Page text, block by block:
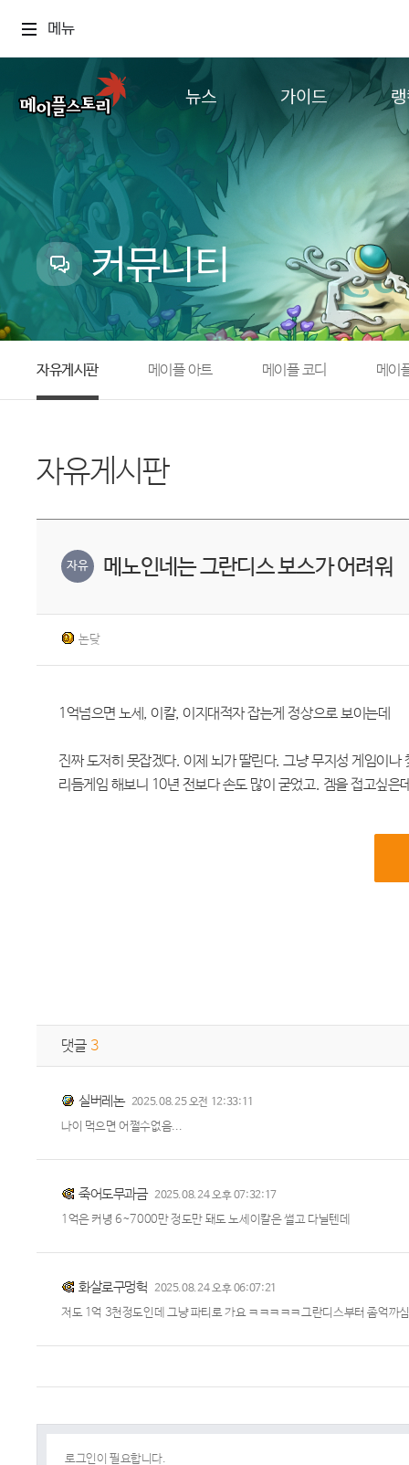
메뉴
뉴스
업데이트
이벤트
캐시샵 공지
메이플 알림판
with maple
가이드
추가정보
컨텐
커뮤니티
자유게시판 메이플 아트 메이플 코디 메이
자유게시판
자유 메노인네는 그란디스 보스가 어려워
논닺
1억넘으면 노세, 이칼, 이지대적자 잡는게 정상으로 보이는데
진짜 도저히 못잡겠다. 이제 뇌가 딸린다. 그냥 무지성 게임이나
리듬게임 해보니 10년 전보다 손도 많이 굳었고. 겜을 접고싶은
댓글 3
실버레논 2025.08.25 오전 12:33:11
나이 먹으면 어쩔수없음...
죽어도무과금 2025.08.24 오후 07:32:17
1억은 커녕 6~7000만 정도만 돼도 노세이칼은 썰고 다닐텐데
화살로구멍헉 2025.08.24 오후 06:07:21
저도 1억 3천정도인데 그냥 파티로 가요 ㅋㅋㅋㅋㅋ그란디스부터 좀억